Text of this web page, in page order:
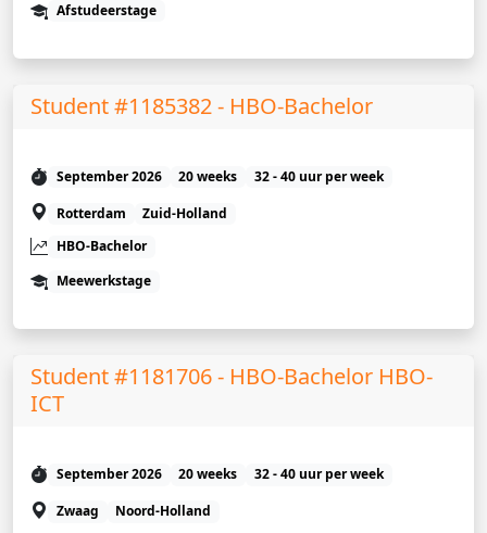
Afstudeerstage
Student #1185382 - HBO-Bachelor
September 2026 20 weeks
32 - 40 uur per week
Rotterdam
Zuid-Holland
HBO-Bachelor
Meewerkstage
Student #1181706 - HBO-Bachelor HBO-
ICT
September 2026 20 weeks
32 - 40 uur per week
Zwaag
Noord-Holland